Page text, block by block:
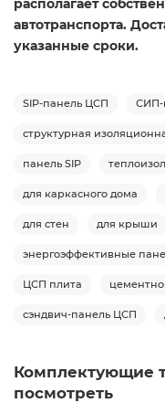
автотранспорта.
указанные сроки.
SIP-панель ЦСП СИП-
структурная
панель SIP
для каркасного дома
для стен для крыши
энергоэффективные
ЦСП плита
сэндвич-панель ЦСП
Комплектующие
посмотреть